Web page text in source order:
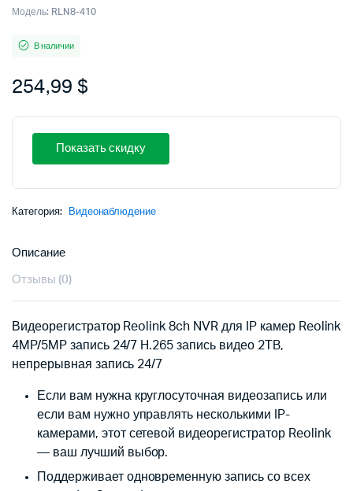
Модель: RLN8-410
В наличии
254,99 $
Показать скидку
Категория: Видеонаблюдение
Описание
Отзывы (0)
Видеорегистратор Reolink 8ch NVR для IP камер Reolink
4MP/5MP запись 24/7 H.265 запись видео 2TB,
непрерывная запись 24/7
Если вам нужна круглосуточная видеозапись или
если вам нужно управлять несколькими IP-
камерами, этот сетевой видеорегистратор Reolink
— ваш лучший выбор.
Поддерживает одновременную запись со всех